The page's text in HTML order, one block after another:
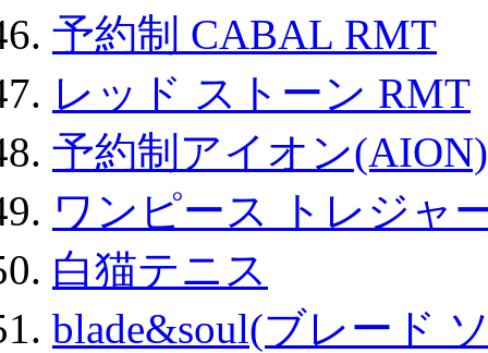
予約制 CABAL RMT
レッド ストーン RMT
予約制アイオン
ワンピース トレジャ
白猫テニス
blade&soul(ブレード